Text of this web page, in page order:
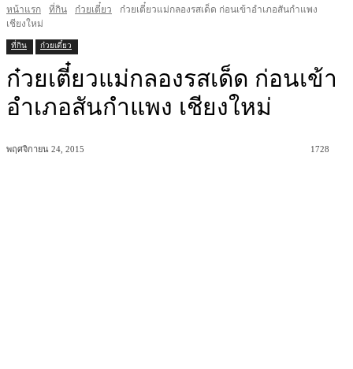
หน้าแรก ที่กิน ก๋วยเตี๋ยว
ก๋วยเตี๋ยวแม่กลองรสเด็ด ก่อนเข้าอำเภอสันกำแพง
เชียงใหม่
ที่กิน ก๋วยเตี๋ยว
ก๋วยเตี๋ยวแม่กลองรสเด็ด ก่อนเข้า
อำเภอสันกำแพง เชียงใหม่
พฤศจิกายน 24, 2015 1728